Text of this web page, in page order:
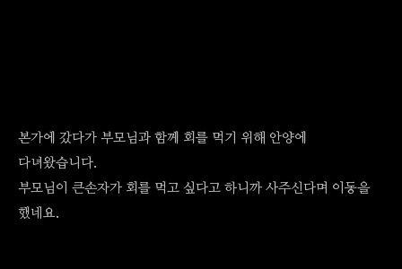
본가에 갔다가 부모님과 함께 회를 먹기 위해 안양에
다녀왔습니다.
부모님이 큰손자가 회를 먹고 싶다고 하니까 사주신다며 이동을
했네요.